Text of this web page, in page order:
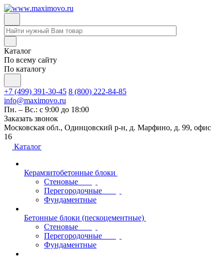
Каталог
По всему сайту
По каталогу
+7 (499) 391-30-45 8 (800) 222-84-85
info@maximovo.ru
Пн. – Вс.: с 9:00 до 18:00
Заказать звонок
Московская обл., Одинцовский р-н, д. Марфино, д. 99, офис
16
Каталог
Керамзитобетонные блоки
Стеновые
Перегородочные
Фундаментные
Бетонные блоки (пескоцементные)
Стеновые
Перегородочные
Фундаментные